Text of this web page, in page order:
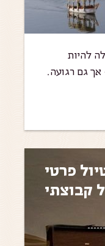
להיות
גם רגועה.
פרטי
קבוצתי